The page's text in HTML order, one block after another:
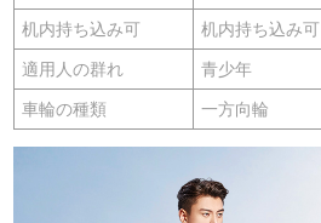
机内持ち込み可 机内持ち込み可
適用人の群れ 青少年
車輪の種類 一方向輪